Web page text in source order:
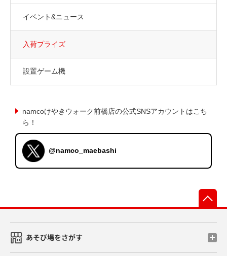
イベント&ニュース
入荷プライズ
設置ゲーム機
namcoけやきウォーク前橋店の公式SNSアカウントはこち
ら！
@namco_maebashi
あそび場をさがす